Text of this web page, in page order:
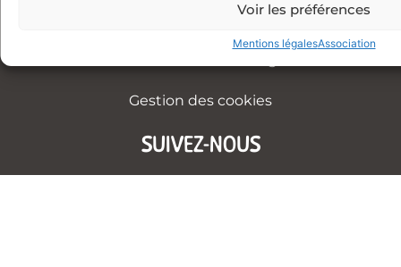
Voir les préférences
Mentions légalesAssociation
Gestion des cookies
SUIVEZ-NOUS